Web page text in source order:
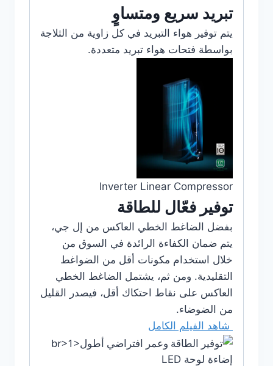
تبريد سريع ومتساوٍ
يتم توفير هواء التبريد في كل زاوية من الثلاجة
بواسطة فتحات هواء تبريد متعددة.
Inverter Linear Compressor
توفير فعّال للطاقة
بفضل الضاغط الخطي العاكس من إل جي،
يتم ضمان الكفاءة الرائدة في السوق من
خلال استخدام مكونات أقل من الضواغط
التقليدية. ومن ثم، يشتمل الضاغط الخطي
العاكس على نقاط احتكاك أقل، فيصدر القليل
من الضوضاء.
شاهد الفيلم الكامل
إضاءة لوحة LED